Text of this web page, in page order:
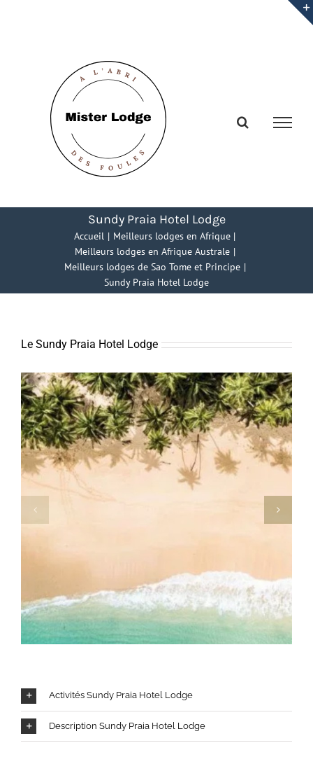
Sundy Praia Hotel Lodge
Accueil
Meilleurs lodges en Afrique
Meilleurs lodges en Afrique Australe
Meilleurs lodges de Sao Tome et Principe
Sundy Praia Hotel Lodge
Le Sundy Praia Hotel Lodge
Activités Sundy Praia Hotel Lodge
Description Sundy Praia Hotel Lodge